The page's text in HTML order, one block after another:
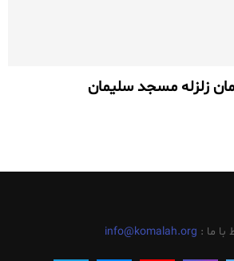
زلزله مسجد سلیمان
با ما : info@komalah.org